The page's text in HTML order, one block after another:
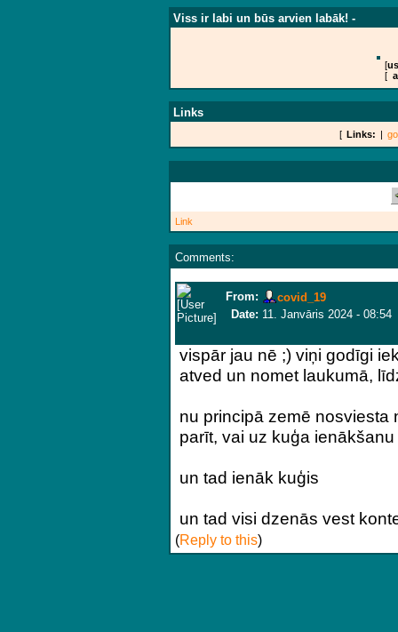
Viss ir labi un būs arvien labāk! -
[
[
Links
[ Links:
Link
Comments:
From:
covid_19
Date: 11. Janvāris 2024 - 08:54
vispār jau nē ;) viņi godīgi
atved un nomet laukumā,
nu principā zemē nosviesta
parīt, vai uz kuģa ienākšanu
un tad ienāk kuģis
un tad visi dzenās vest
(Reply to this)